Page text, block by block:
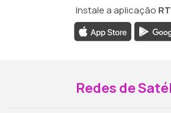
Instale a aplicação
Redes de